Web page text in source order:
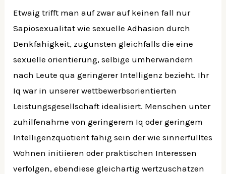
Etwaig trifft man auf zwar auf keinen fall nur
Sapiosexualitat wie sexuelle Adhasion durch
Denkfahigkeit, zugunsten gleichfalls die eine
sexuelle orientierung, selbige umherwandern
nach Leute qua geringerer Intelligenz bezieht. Ihr
Iq war in unserer wettbewerbsorientierten
Leistungsgesellschaft idealisiert. Menschen unter
zuhilfenahme von geringerem Iq oder geringem
Intelligenzquotient fahig sein der wie sinnerfulltes
Wohnen initiieren oder praktischen Interessen
verfolgen, ebendiese gleichartig wertzuschatzen